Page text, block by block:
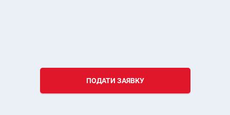
ПОДАТИ ЗАЯВКУ